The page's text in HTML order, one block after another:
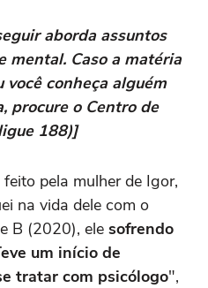
aborda assuntos
mental. Caso a matéria
conheça alguém
procure o Centro de
188)]
pela mulher de Igor,
na vida dele com o
B (2020), ele sofrendo
um início de
tratar com psicólogo",